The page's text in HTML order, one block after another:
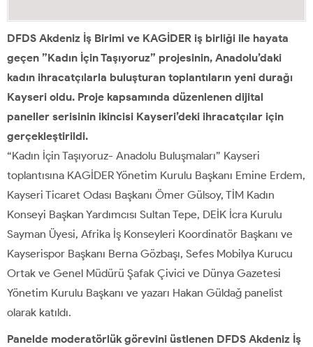
DFDS Akdeniz İş Birimi ve KAGİDER iş birliği ile hayata
geçen ”Kadın İçin Taşıyoruz” projesinin, Anadolu’daki
kadın ihracatçılarla buluşturan toplantıların yeni durağı
Kayseri oldu. Proje kapsamında düzenlenen dijital
paneller serisinin ikincisi Kayseri’deki ihracatçılar için
gerçekleştirildi.
“Kadın İçin Taşıyoruz- Anadolu Buluşmaları” Kayseri
toplantısına KAGİDER Yönetim Kurulu Başkanı Emine Erdem,
Kayseri Ticaret Odası Başkanı Ömer Gülsoy, TİM Kadın
Konseyi Başkan Yardımcısı Sultan Tepe, DEİK İcra Kurulu
Sayman Üyesi, Afrika İş Konseyleri Koordinatör Başkanı ve
Kayserispor Başkanı Berna Gözbaşı, Sefes Mobilya Kurucu
Ortak ve Genel Müdürü Şafak Çivici ve Dünya Gazetesi
Yönetim Kurulu Başkanı ve yazarı Hakan Güldağ panelist
olarak katıldı.
Panelde moderatörlük görevini üstlenen DFDS Akdeniz İş